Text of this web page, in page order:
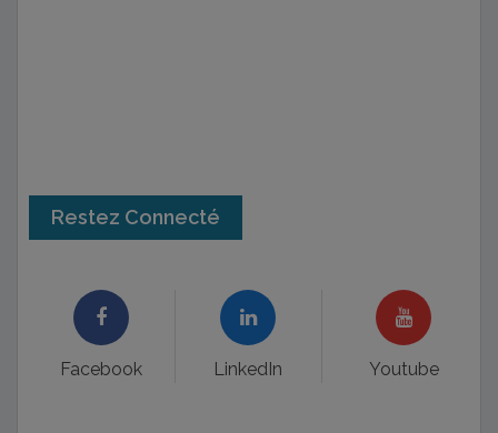
Restez Connecté
Facebook LinkedIn Youtube